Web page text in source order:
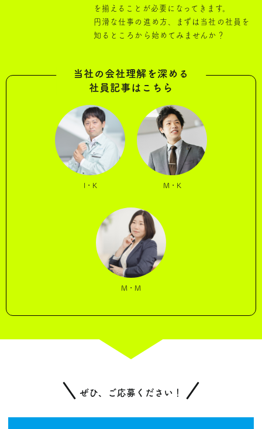
を揃えることが必要になってきます。
円滑な仕事の進め方、まずは当社の社員を
知るところから始めてみませんか？
当社の会社理解を深める
社員記事はこちら
I・K M・K
M・M
ぜひ、ご応募ください！